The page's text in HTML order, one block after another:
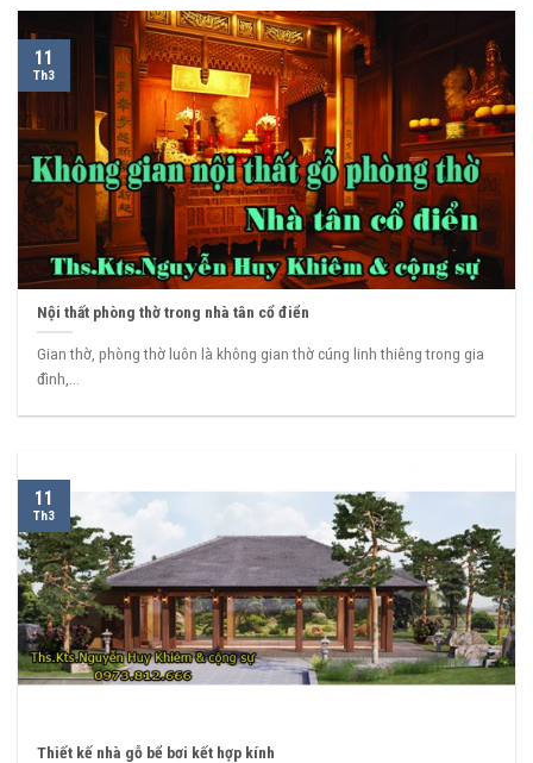
Nội thất phòng thờ trong nhà tân cổ điển
Gian thờ, phòng thờ luôn là không gian thờ cúng linh thiêng trong gia
đình,...
11
Th3
Thiết kế nhà gỗ bể bơi kết hợp kính
11
Th3